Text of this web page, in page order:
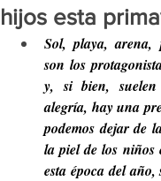
hijos esta
Sol, playa, arena,
son los
y, si bien,
alegría, hay una
podemos dejar de
la piel de los niños
esta época del